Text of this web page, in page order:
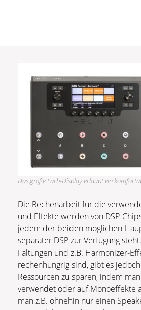
Das große Farb-Display erlaubt ein
Die Rechenarbeit für die
und Effekte werden von DSP-
jedem der beiden möglichen
separater DSP zur Verfügung
Faltungen und z.B. Harmonizer-
rechenhungrig sind, gibt es
Ressourcen zu sparen, indem
verwendet oder auf Monoeffekte
man z.B. ohnehin nur einen